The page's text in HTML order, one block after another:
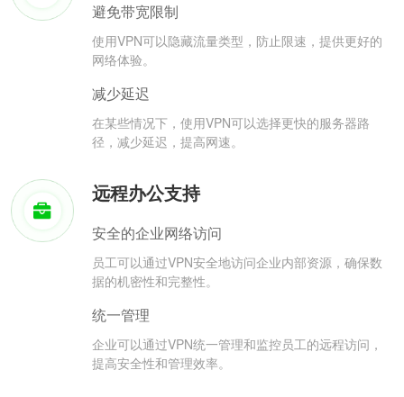
避免带宽限制
使用VPN可以隐藏流量类型，防止限速，提供更好的
网络体验。
减少延迟
在某些情况下，使用VPN可以选择更快的服务器路
径，减少延迟，提高网速。
远程办公支持
安全的企业网络访问
员工可以通过VPN安全地访问企业内部资源，确保数
据的机密性和完整性。
统一管理
企业可以通过VPN统一管理和监控员工的远程访问，
提高安全性和管理效率。